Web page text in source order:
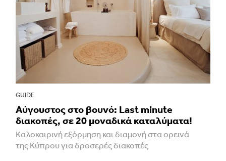
GUIDE
Aύγουστος στο βουνό: Last minute
διακοπές, σε 20 μοναδικά καταλύματα!
Καλοκαιρινή εξόρμηση και διαμονή στα ορεινά
της Κύπρου για δροσερές διακοπές